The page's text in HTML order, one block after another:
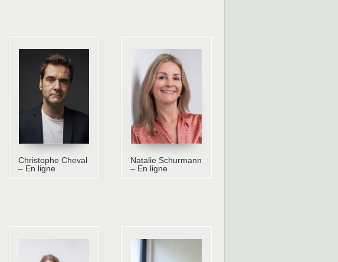
Christophe Cheval
– En ligne
Natalie Schurmann
– En ligne